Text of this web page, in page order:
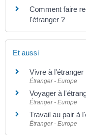
Comment faire
l'étranger ?
Et aussi
Vivre à l'étranger
Étranger - Europe
Voyager à
Étranger - Europe
Travail au pair à
Étranger - Europe